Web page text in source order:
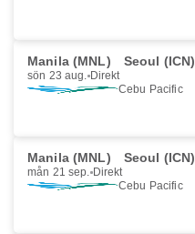
Manila (MNL) Seoul (ICN)
sön 23 aug. Direkt
Cebu Pacific
Manila (MNL) Seoul (ICN)
mån 21 sep. Direkt
Cebu Pacific